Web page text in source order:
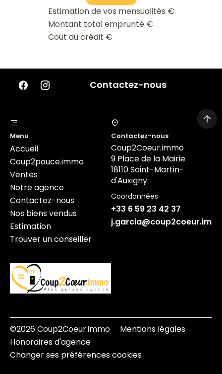
Estimation de vos mensualités €
Montant total emprunté €
Coût du crédit €
Contactez-nous
Menu
Accueil
Coup2pouce.immo
Ventes
Notre agence
Contactez-nous
Nos biens vendus
Estimation
Trouver un conseiller
Contactez-nous
Coup2Coeur.immo
9 Place de la Mairie
18110 Saint-Martin-
d'Auxigny
Coordonnées
+33 6 59 23 42 37
©2026 Coup2Coeur.immo
Mentions légales
Honoraires d'agence
Changer ses préférences cookies